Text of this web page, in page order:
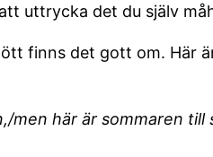
uttrycka det du själv
finns det gott om.
men här är sommaren till